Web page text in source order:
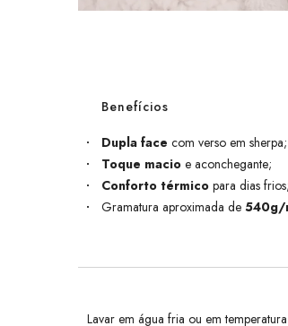
Benefícios
Dupla face com verso em sherpa;
Toque macio e aconchegante;
Conforto térmico para dias frios;
Gramatura aproximada de 540g/
Lavar em água fria ou em